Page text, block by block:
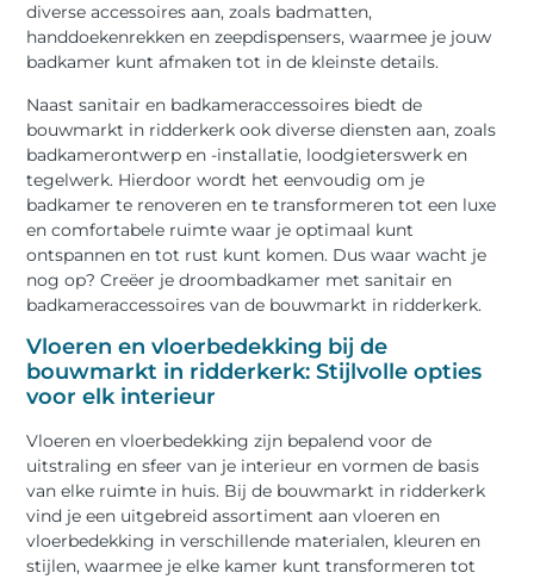
diverse accessoires aan, zoals badmatten,
handdoekenrekken en zeepdispensers, waarmee je jouw
badkamer kunt afmaken tot in de kleinste details.
Naast sanitair en badkameraccessoires biedt de
bouwmarkt in ridderkerk ook diverse diensten aan, zoals
badkamerontwerp en -installatie, loodgieterswerk en
tegelwerk. Hierdoor wordt het eenvoudig om je
badkamer te renoveren en te transformeren tot een luxe
en comfortabele ruimte waar je optimaal kunt
ontspannen en tot rust kunt komen. Dus waar wacht je
nog op? Creëer je droombadkamer met sanitair en
badkameraccessoires van de bouwmarkt in ridderkerk.
Vloeren en vloerbedekking bij de
bouwmarkt in ridderkerk: Stijlvolle opties
voor elk interieur
Vloeren en vloerbedekking zijn bepalend voor de
uitstraling en sfeer van je interieur en vormen de basis
van elke ruimte in huis. Bij de bouwmarkt in ridderkerk
vind je een uitgebreid assortiment aan vloeren en
vloerbedekking in verschillende materialen, kleuren en
stijlen, waarmee je elke kamer kunt transformeren tot